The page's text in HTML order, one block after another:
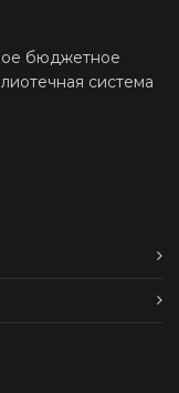
бюджетное
система